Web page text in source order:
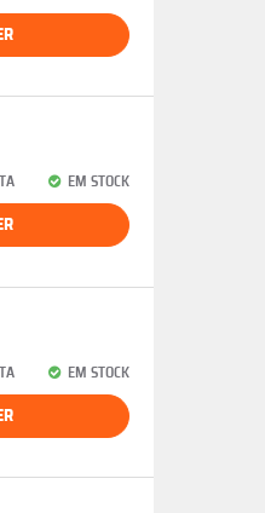
EM STOCK
EM STOCK